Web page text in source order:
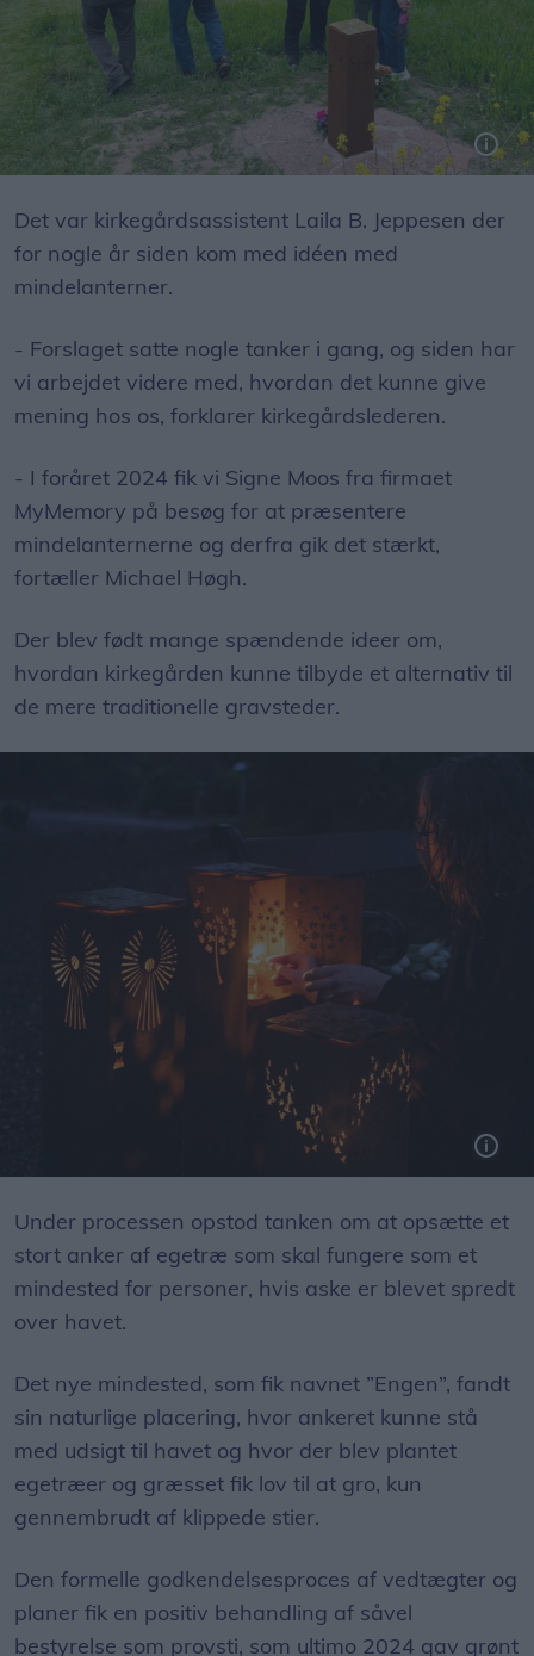
Det var kirkegårdsassistent Laila B. Jeppesen der
for nogle år siden kom med idéen med
mindelanterner.
- Forslaget satte nogle tanker i gang, og siden har
vi arbejdet videre med, hvordan det kunne give
mening hos os, forklarer kirkegårdslederen.
- I foråret 2024 fik vi Signe Moos fra firmaet
MyMemory på besøg for at præsentere
mindelanternerne og derfra gik det stærkt,
fortæller Michael Høgh.
Der blev født mange spændende ideer om,
hvordan kirkegården kunne tilbyde et alternativ til
de mere traditionelle gravsteder.
Under processen opstod tanken om at opsætte et
stort anker af egetræ som skal fungere som et
mindested for personer, hvis aske er blevet spredt
over havet.
Det nye mindested, som fik navnet ”Engen”, fandt
sin naturlige placering, hvor ankeret kunne stå
med udsigt til havet og hvor der blev plantet
egetræer og græsset fik lov til at gro, kun
gennembrudt af klippede stier.
Den formelle godkendelsesproces af vedtægter og
planer fik en positiv behandling af såvel
bestyrelse som provsti, som ultimo 2024 gav grønt